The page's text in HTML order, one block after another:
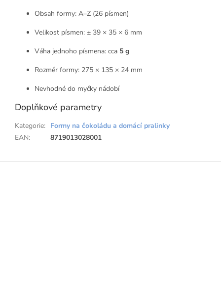
Obsah formy: A–Z (26 písmen)
Velikost písmen: ± 39 × 35 × 6 mm
Váha jednoho písmena: cca 5 g
Rozměr formy: 275 × 135 × 24 mm
Nevhodné do myčky nádobí
Doplňkové parametry
Kategorie: Formy na čokoládu a domácí pralinky
EAN: 8719013028001
Z